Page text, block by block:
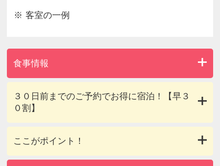
客室の一例
食事情報
３０日前までのご予約でお得に宿泊！【早３
０割】
ここがポイント！